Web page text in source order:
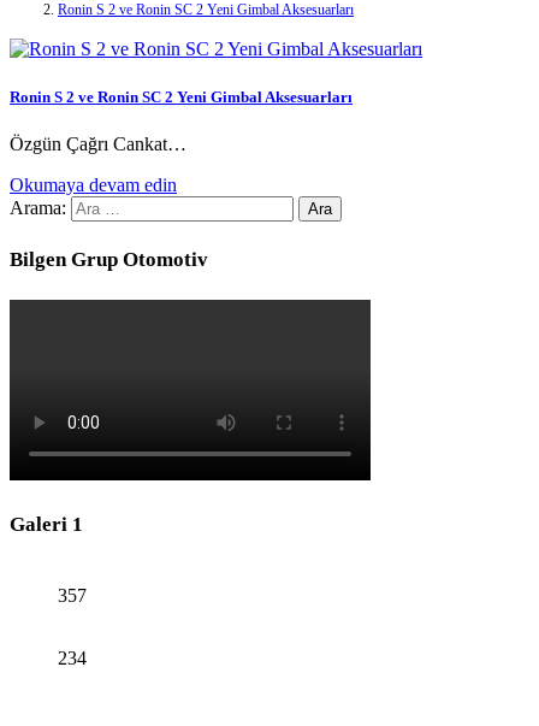
Ronin S 2 ve Ronin SC 2 Yeni Gimbal Aksesuarları
Ronin S 2 ve Ronin SC 2 Yeni Gimbal Aksesuarları
Özgün Çağrı Cankat…
Okumaya devam edin
Arama:
Bilgen Grup Otomotiv
Galeri 1
357
234